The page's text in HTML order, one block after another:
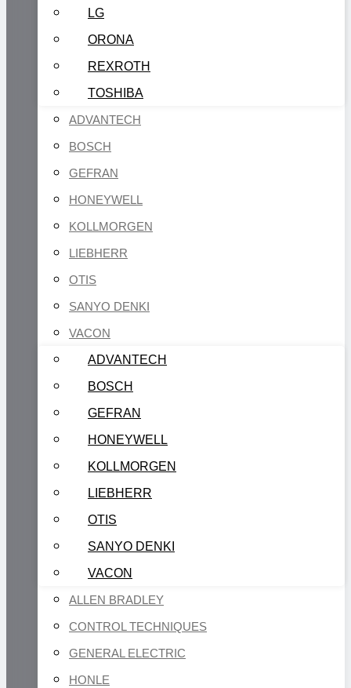
LG
ORONA
REXROTH
TOSHIBA
ADVANTECH
BOSCH
GEFRAN
HONEYWELL
KOLLMORGEN
LIEBHERR
OTIS
SANYO DENKI
VACON
ADVANTECH
BOSCH
GEFRAN
HONEYWELL
KOLLMORGEN
LIEBHERR
OTIS
SANYO DENKI
VACON
ALLEN BRADLEY
CONTROL TECHNIQUES
GENERAL ELECTRIC
HONLE